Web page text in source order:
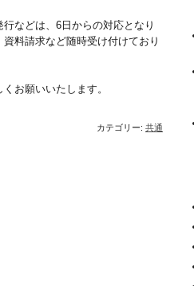
などは、6日からの対応となり
料請求など随時受け付けており
お願いいたします。
カテゴリー: 共通